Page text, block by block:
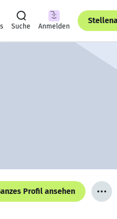
Suche Anmelden
Profil ansehen